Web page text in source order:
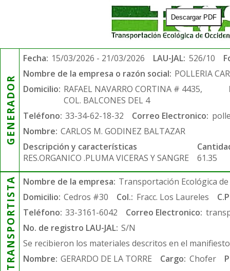
Descargar PDF
GENERADOR
Fecha: 15/03/2026 - 21/03/2026 LAU-JAL: 526/10
Nombre de la empresa o razón social: POLLERIA
Domicilio: RAFAEL NAVARRO CORTINA # 4435,
COL. BALCONES DEL 4
Teléfono: 33-34-62-18-32 Correo Electronico:
Nombre: CARLOS M. GODINEZ BALTAZAR
Descripción y características
RES.ORGANICO .PLUMA VICERAS Y SANGRE
61.35
TRANSPORTISTA Nombre de la empresa: Transportación Ecológica de
Domicilio: Cedros #30 Col.: Fracc. Los Laureles
Teléfono: 33-3161-6042 Correo Electronico:
No. de registro LAU-JAL: S/N
Se recibieron los materiales descritos en el
Nombre: GERARDO DE LA TORRE Cargo: Chofer